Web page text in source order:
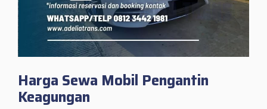
Harga Sewa Mobil Pengantin
Keagungan